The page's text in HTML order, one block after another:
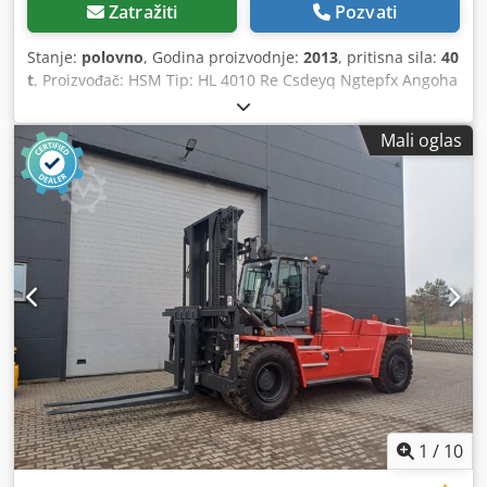
Zatražiti Pozvati
Stanje: polovno, Godina proizvodnje: 2013, pritisna sila: 40
t, Proizvođač: HSM Tip: HL 4010 Re Csdeyq Ngtepfx Angoha
Godina proizvodnje: 2015 Pritisna snaga: 40 t
Mali oglas
1 / 10